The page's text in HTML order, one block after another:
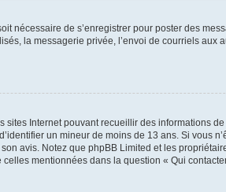
nécessaire de s’enregistrer pour poster des
la messagerie privée, l’envoi de courriels aux
Internet pouvant recueillir des informations
un mineur de moins de 13 ans. Si vous
avis. Notez que phpBB Limited et les
mentionnées dans la question « Qui